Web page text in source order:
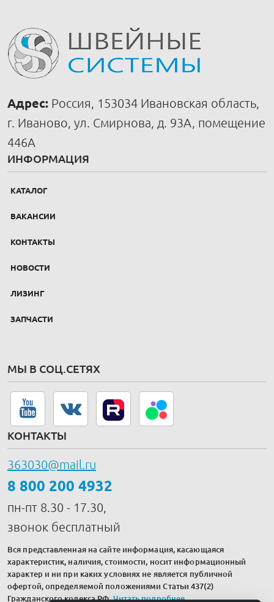
Адрес: Россия, 153034 Ивановская область,
г. Иваново, ул. Смирнова, д. 93А, помещение
446А
ИНФОРМАЦИЯ
КАТАЛОГ
ВАКАНСИИ
КОНТАКТЫ
НОВОСТИ
ЛИЗИНГ
ЗАПЧАСТИ
МЫ В СОЦ.СЕТЯХ
КОНТАКТЫ
363030@mail.ru
8 800 200 4932
пн-пт 8.30 - 17.30,
звонок бесплатный
Вся представленная на сайте информация, касающаяся
характеристик, наличия, стоимости, носит информационный
характер и ни при каких условиях не является публичной
офертой, определяемой положениями Статьи 437(2)
Гражданского кодекса РФ.Читать подробнее.